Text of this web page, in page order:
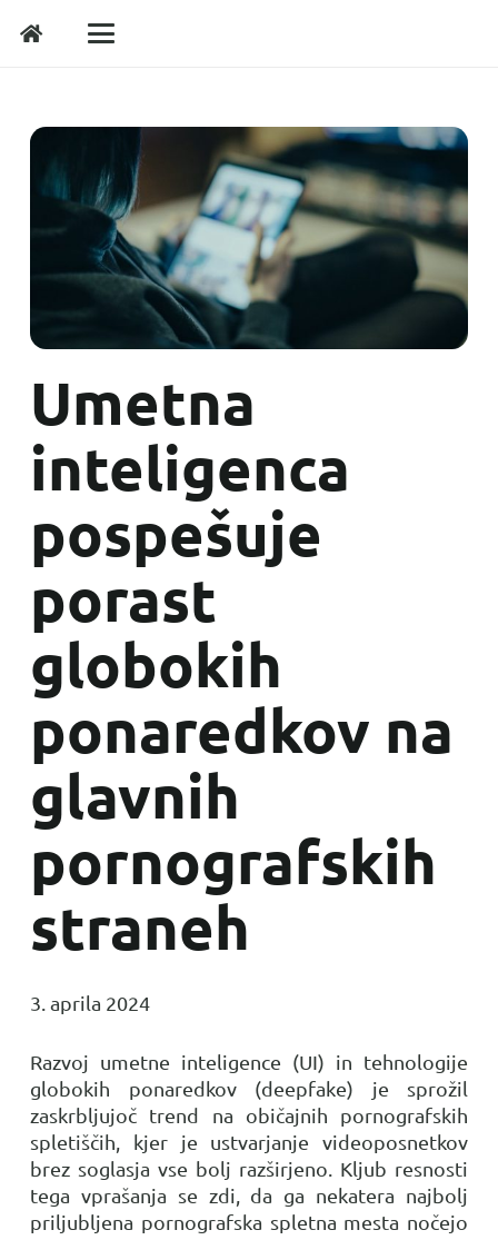
Umetna
inteligenca
pospešuje
porast
globokih
ponaredkov na
glavnih
pornografskih
straneh
3. aprila 2024
Razvoj umetne inteligence (UI) in tehnologije
globokih ponaredkov (deepfake) je sprožil
zaskrbljujoč trend na običajnih pornografskih
spletiščih, kjer je ustvarjanje videoposnetkov
brez soglasja vse bolj razširjeno. Kljub resnosti
tega vprašanja se zdi, da ga nekatera najbolj
priljubljena pornografska spletna mesta nočejo